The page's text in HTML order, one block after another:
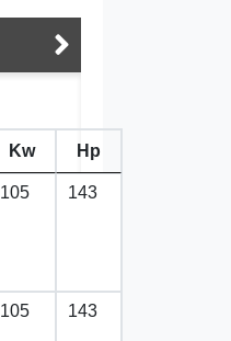
Kw Hp
105 143
105 143